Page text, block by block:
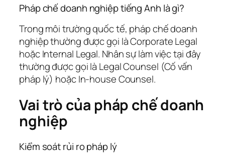
Pháp chế doanh nghiệp tiếng Anh là gì?
Trong môi trường quốc tế, pháp chế doanh
nghiệp thường được gọi là Corporate Legal
hoặc Internal Legal. Nhân sự làm việc tại đây
thường được gọi là Legal Counsel (Cố vấn
pháp lý) hoặc In-house Counsel.
Vai trò của pháp chế doanh
nghiệp
Kiểm soát rủi ro pháp lý